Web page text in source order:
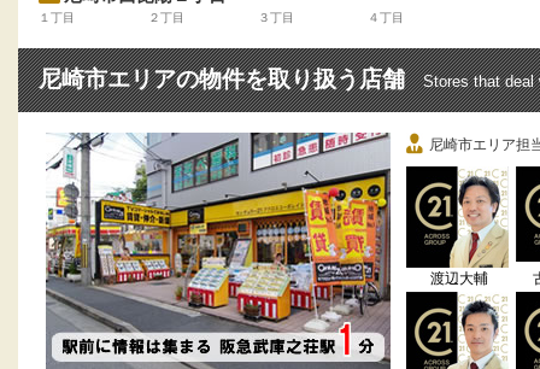
１丁目 ２丁目 ３丁目 ４丁目
尼崎市エリアの物件を取り扱う店舗 Stores that deal
尼崎市エリア担
渡辺大輔